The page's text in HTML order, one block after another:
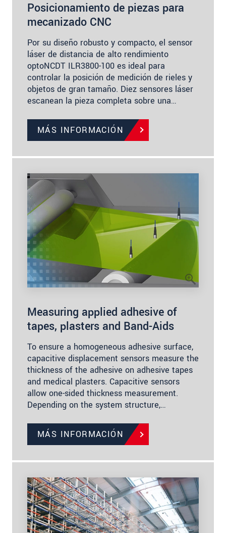
Posicionamiento de piezas para
mecanizado CNC
Por su diseño robusto y compacto, el sensor
láser de distancia de alto rendimiento
optoNCDT ILR3800-100 es ideal para
controlar la posición de medición de rieles y
objetos de gran tamaño. Diez sensores láser
escanean la pieza completa sobre una…
MÁS INFORMACIÓN
Measuring applied adhesive of
tapes, plasters and Band-Aids
To ensure a homogeneous adhesive surface,
capacitive displacement sensors measure the
thickness of the adhesive on adhesive tapes
and medical plasters. Capacitive sensors
allow one-sided thickness measurement.
Depending on the system structure,…
MÁS INFORMACIÓN